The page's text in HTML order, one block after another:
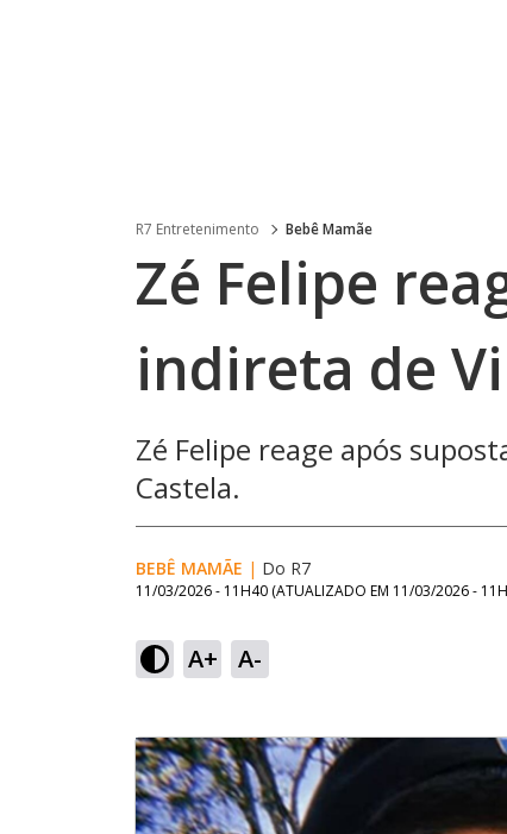
R7 Entretenimento Bebê Mamãe
Zé Felipe
indireta de
Zé Felipe reage após
Castela.
BEBÊ MAMÃE | Do R7
11/03/2026 - 11H40 (ATUALIZADO EM 11/03/2026 -
A+ A-